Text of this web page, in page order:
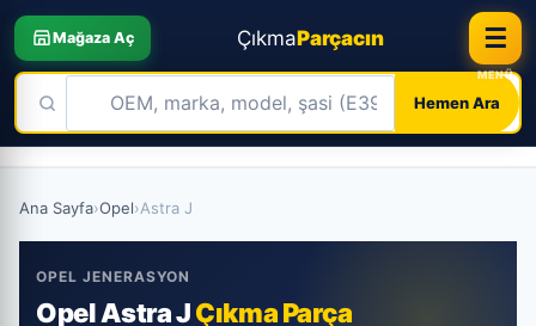
Mağaza Aç ÇıkmaParçacın
Hemen Ara
☰
Ana Sayfa›Opel›Astra J
OPEL JENERASYON
Opel Astra JÇıkma Parça